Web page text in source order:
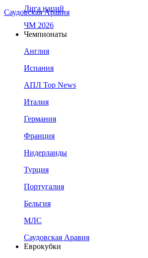
Саудовская Аравия
Лига наций
ЧМ 2026
Чемпионаты
Англия
Испания
АПЛ Top News
Италия
Германия
Франция
Нидерланды
Турция
Португалия
Бельгия
МЛС
Саудовская Аравия
Еврокубки